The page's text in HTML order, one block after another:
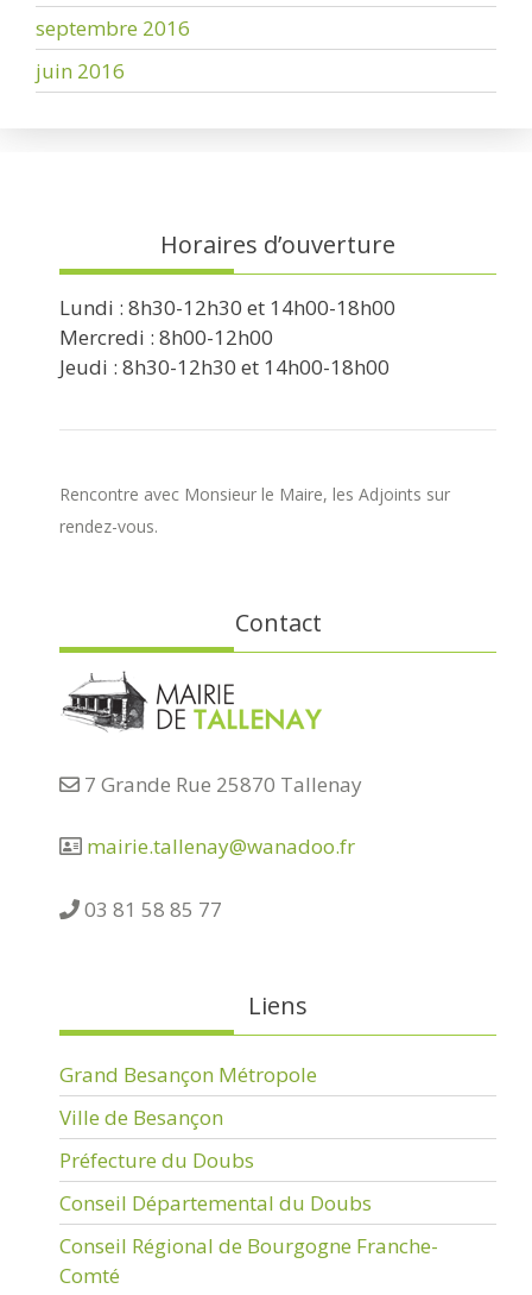
septembre 2016
juin 2016
Horaires d’ouverture
Lundi : 8h30-12h30 et 14h00-18h00
Mercredi : 8h00-12h00
Jeudi : 8h30-12h30 et 14h00-18h00
Rencontre avec Monsieur le Maire, les Adjoints sur
rendez-vous.
Contact
7 Grande Rue 25870 Tallenay
mairie.tallenay@wanadoo.fr
03 81 58 85 77
Liens
Grand Besançon Métropole
Ville de Besançon
Préfecture du Doubs
Conseil Départemental du Doubs
Conseil Régional de Bourgogne Franche-
Comté